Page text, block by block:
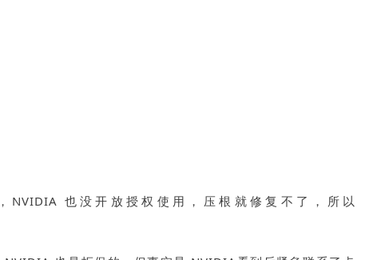
NVIDIA 也没开放授权使用，压根就修复不了，所以